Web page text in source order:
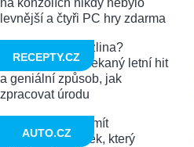
RECEPTY.CZ
AUTO.CZ